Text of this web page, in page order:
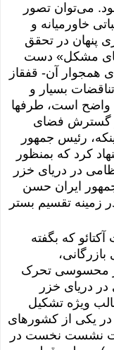
می‌توان تصور
خاورمیانه و
پنهان در تحقق
مشکل» دست
آن- قفقاز
بسیار و
واضح است، طرفها
و گسترش فضای
رئیس جمهور
کرد که بمنظور
در دریای خزر
ایران حسن
زمینه تقسیم بستر
آکتائو که بگفته
محسوسی تحرک
دریای خزر
ویژه تشکیل
یکی از کشورهای
نشست نخست در